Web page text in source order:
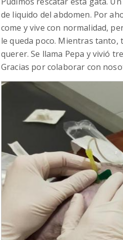
de liquido del abdomen. Por
come y vive con normalidad,
le queda poco. Mientras tanto,
querer. Se llama Pepa y vivió
Gracias por colaborar con